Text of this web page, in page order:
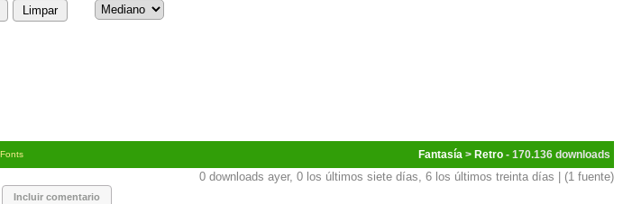
Fantasía > Retro - 170.136
0 downloads ayer, 0 los últimos siete días, 6 los últimos treinta días | (1 fuente)
Incluir comentario